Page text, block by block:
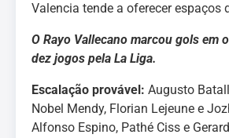
Valencia tende a oferecer espaços
O Rayo Vallecano marcou gols em
dez jogos pela La Liga.
Escalação provável: Augusto
Nobel Mendy, Florian Lejeune e
Alfonso Espino, Pathé Ciss e